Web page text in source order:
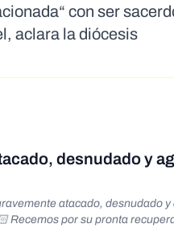
con ser
aclara la diócesis
desnudado y
atacado, desnudado
Recemos por su pronta